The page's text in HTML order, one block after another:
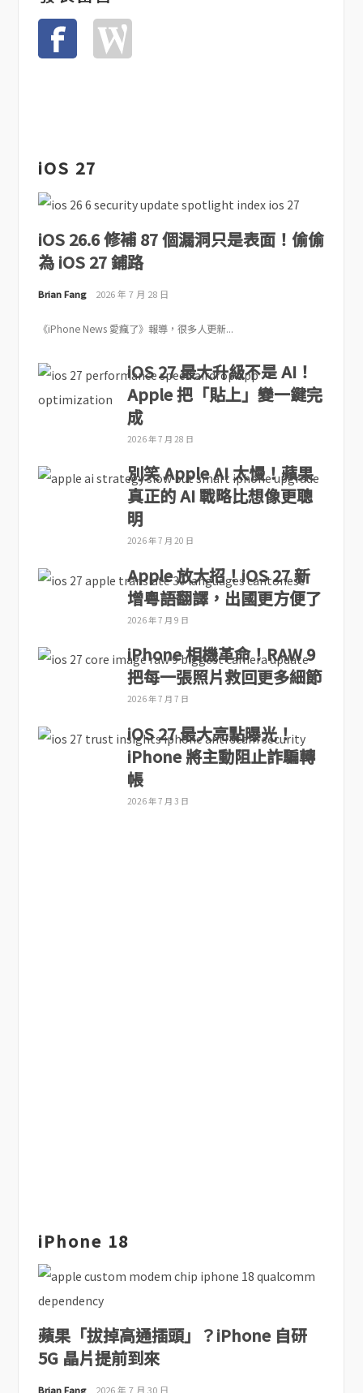
iOS 27
iOS 26.6 修補 87 個漏洞只是表面！偷偷
為 iOS 27 鋪路
Brian Fang 2026 年 7 月 28 日
《iPhone News 愛瘋了》報導，很多人更新...
iOS 27 最大升級不是 AI！
Apple 把「貼上」變一鍵完
成
2026 年 7 月 28 日
別笑 Apple AI 太慢！蘋果
真正的 AI 戰略比想像更聰
明
2026 年 7 月 20 日
Apple 放大招！iOS 27 新
增粵語翻譯，出國更方便了
2026 年 7 月 9 日
iPhone 相機革命！RAW 9
把每一張照片救回更多細節
2026 年 7 月 7 日
iOS 27 最大亮點曝光！
iPhone 將主動阻止詐騙轉
帳
2026 年 7 月 3 日
iPhone 18
蘋果「拔掉高通插頭」？iPhone 自研
5G 晶片提前到來
Brian Fang 2026 年 7 月 30 日